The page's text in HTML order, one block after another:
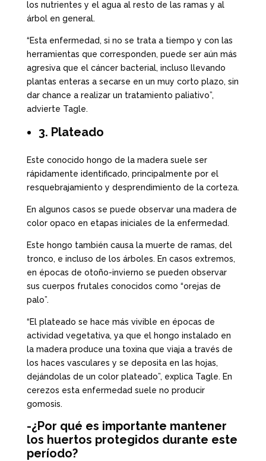
los nutrientes y el agua al resto de las ramas y al
árbol en general.
“Esta enfermedad, si no se trata a tiempo y con las
herramientas que corresponden, puede ser aún más
agresiva que el cáncer bacterial, incluso llevando
plantas enteras a secarse en un muy corto plazo, sin
dar chance a realizar un tratamiento paliativo”,
advierte Tagle.
3. Plateado
Este conocido hongo de la madera suele ser
rápidamente identificado, principalmente por el
resquebrajamiento y desprendimiento de la corteza.
En algunos casos se puede observar una madera de
color opaco en etapas iniciales de la enfermedad.
Este hongo también causa la muerte de ramas, del
tronco, e incluso de los árboles. En casos extremos,
en épocas de otoño-invierno se pueden observar
sus cuerpos frutales conocidos como “orejas de
palo”.
“El plateado se hace más vivible en épocas de
actividad vegetativa, ya que el hongo instalado en
la madera produce una toxina que viaja a través de
los haces vasculares y se deposita en las hojas,
dejándolas de un color plateado”, explica Tagle. En
cerezos esta enfermedad suele no producir
gomosis.
-¿Por qué es importante mantener
los huertos protegidos durante este
período?